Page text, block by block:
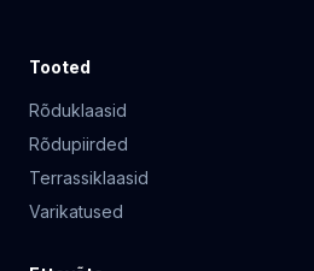
Tooted
Rõduklaasid
Rõdupiirded
Terrassiklaasid
Varikatused